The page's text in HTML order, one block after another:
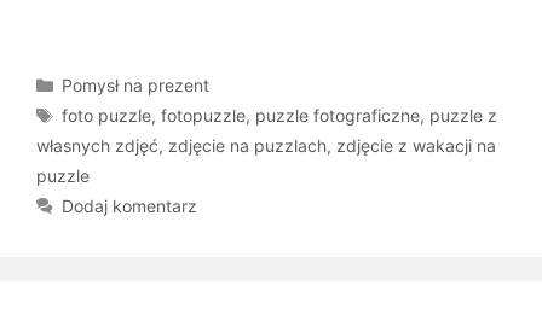
Kategorie
Pomysł na prezent
Tagi
foto puzzle,fotopuzzle, puzzle fotograficzne, puzzle z
własnych zdjęć, zdjęcie na puzzlach, zdjęcie z wakacji na
puzzle
Dodaj komentarz